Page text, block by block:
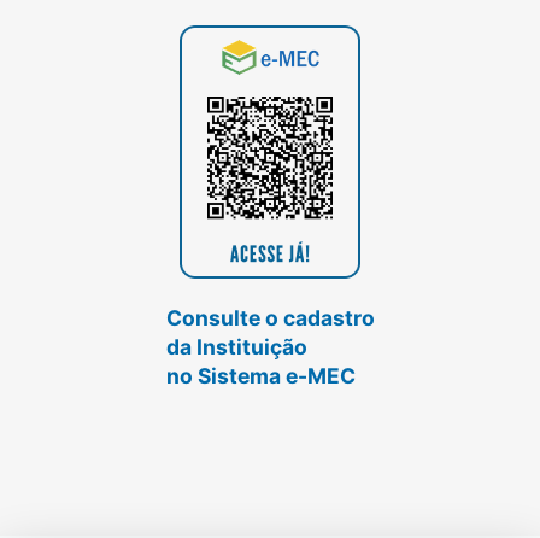
Consulte o cadastro
da Instituição
no Sistema e-MEC